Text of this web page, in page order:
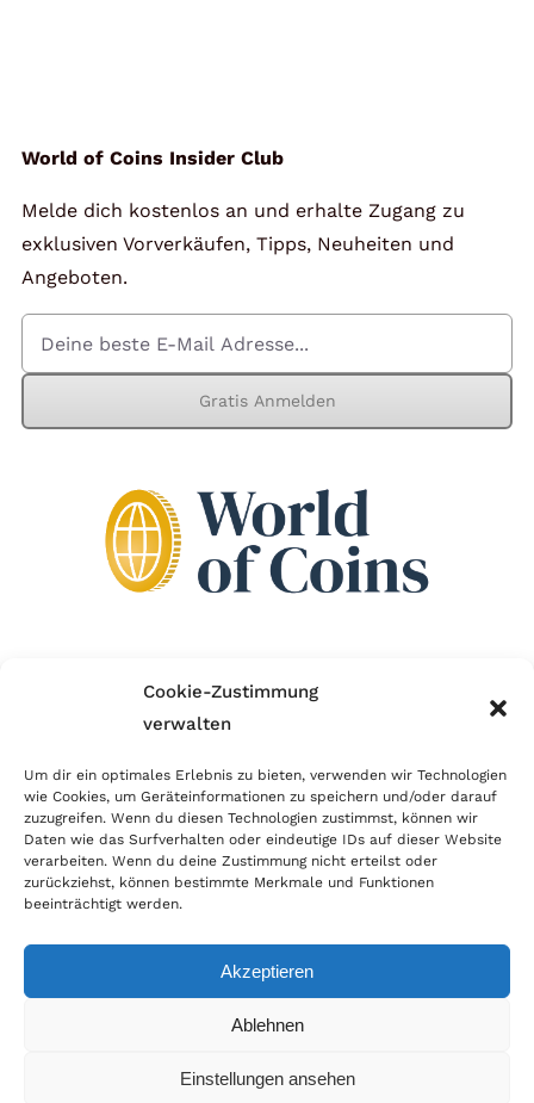
Cookie-Zustimmung
verwalten
Um dir ein optimales Erlebnis zu bieten, verwenden wir Technologien
wie Cookies, um Geräteinformationen zu speichern und/oder darauf
zuzugreifen. Wenn du diesen Technologien zustimmst, können wir
Daten wie das Surfverhalten oder eindeutige IDs auf dieser Website
verarbeiten. Wenn du deine Zustimmung nicht erteilst oder
zurückziehst, können bestimmte Merkmale und Funktionen
beeinträchtigt werden.
Akzeptieren
Ablehnen
Einstellungen ansehen
Kontakt
Mein Konto
Warenkorb
World of Coins Insider Club
Melde dich kostenlos an und erhalte Zugang zu
exklusiven Vorverkäufen, Tipps, Neuheiten und
Angeboten.
Gratis Anmelden
Wir sind Mitglied im Händlerbund!
erfolgreichen E-Commerce ein. Auch wir sind wie
viele Onlineshops im Netz Mitglied im Händlerbund
und unterstützen fairen Onlinehandel.
© Copyright 2026 | World of Coins |Impressum|Datenschutz|Cookie
|Zahlung & Versand